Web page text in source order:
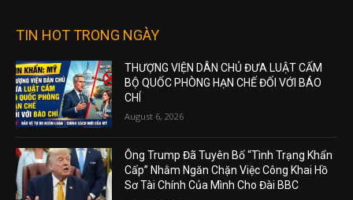
TIN HOT TRONG NGÀY
THƯỢNG VIỆN DÂN CHỦ ĐƯA LUẬT CẤM
BỘ QUỐC PHÒNG HẠN CHẾ ĐỐI VỚI BÁO
CHÍ
August 6, 2026
Ông Trump Đã Tuyên Bố “Tình Trạng Khẩn
Cấp” Nhằm Ngăn Chặn Việc Công Khai Hồ
Sơ Tài Chính Của Mình Cho Đài BBC